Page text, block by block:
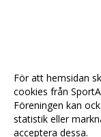
För att hemsidan
cookies från
Föreningen kan
statistik eller
acceptera dessa.